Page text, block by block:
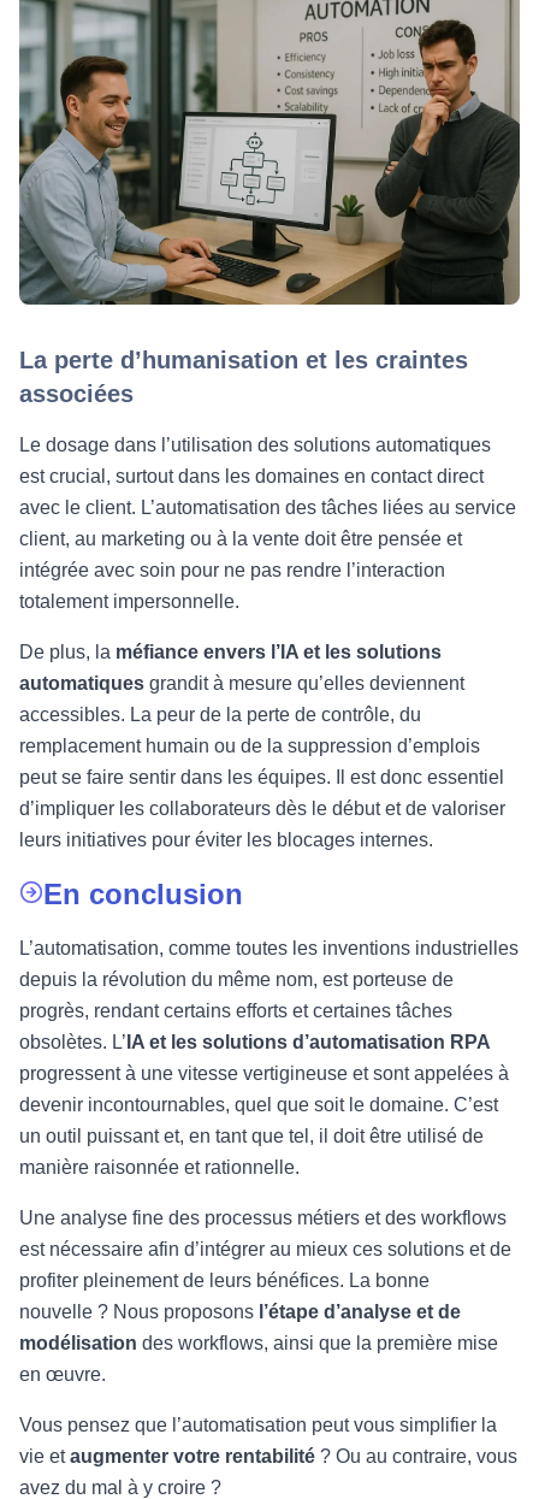
La perte d’humanisation et les craintes
associées
Le dosage dans l’utilisation des solutions automatiques
est crucial, surtout dans les domaines en contact direct
avec le client. L’automatisation des tâches liées au service
client, au marketing ou à la vente doit être pensée et
intégrée avec soin pour ne pas rendre l’interaction
totalement impersonnelle.
De plus, la méfiance envers l’IA et les solutions
automatiques grandit à mesure qu’elles deviennent
accessibles. La peur de la perte de contrôle, du
remplacement humain ou de la suppression d’emplois
peut se faire sentir dans les équipes. Il est donc essentiel
d’impliquer les collaborateurs dès le début et de valoriser
leurs initiatives pour éviter les blocages internes.
En conclusion
L’automatisation, comme toutes les inventions industrielles
depuis la révolution du même nom, est porteuse de
progrès, rendant certains efforts et certaines tâches
obsolètes. L’ IA et les solutions d’automatisation RPA
progressent à une vitesse vertigineuse et sont appelées à
devenir incontournables, quel que soit le domaine. C’est
un outil puissant et, en tant que tel, il doit être utilisé de
manière raisonnée et rationnelle.
Une analyse fine des processus métiers et des workflows
est nécessaire afin d’intégrer au mieux ces solutions et de
profiter pleinement de leurs bénéfices. La bonne
nouvelle ? Nous proposons l’étape d’analyse et de
modélisation des workflows, ainsi que la première mise
en œuvre.
Vous pensez que l’automatisation peut vous simplifier la
vie etaugmenter votre rentabilité ? Ou au contraire, vous
avez du mal à y croire ?